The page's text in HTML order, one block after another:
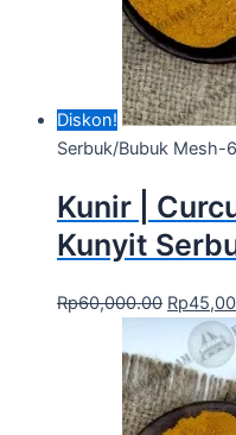
Diskon!
Serbuk/Bubuk Mesh-
Kunir |
Kunyit
Rp60,000.00 Rp